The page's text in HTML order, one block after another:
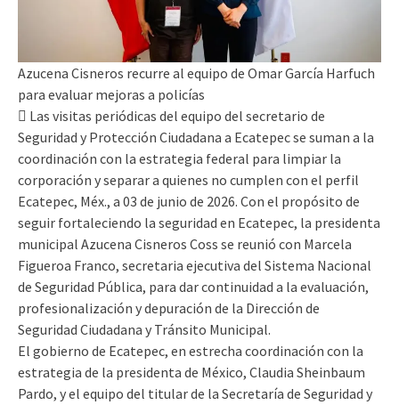
Azucena Cisneros recurre al equipo de Omar García Harfuch
para evaluar mejoras a policías
 Las visitas periódicas del equipo del secretario de
Seguridad y Protección Ciudadana a Ecatepec se suman a la
coordinación con la estrategia federal para limpiar la
corporación y separar a quienes no cumplen con el perfil
Ecatepec, Méx., a 03 de junio de 2026. Con el propósito de
seguir fortaleciendo la seguridad en Ecatepec, la presidenta
municipal Azucena Cisneros Coss se reunió con Marcela
Figueroa Franco, secretaria ejecutiva del Sistema Nacional
de Seguridad Pública, para dar continuidad a la evaluación,
profesionalización y depuración de la Dirección de
Seguridad Ciudadana y Tránsito Municipal.
El gobierno de Ecatepec, en estrecha coordinación con la
estrategia de la presidenta de México, Claudia Sheinbaum
Pardo, y el equipo del titular de la Secretaría de Seguridad y